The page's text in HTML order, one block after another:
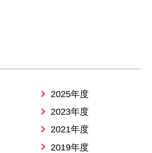
2025年度
2023年度
2021年度
2019年度